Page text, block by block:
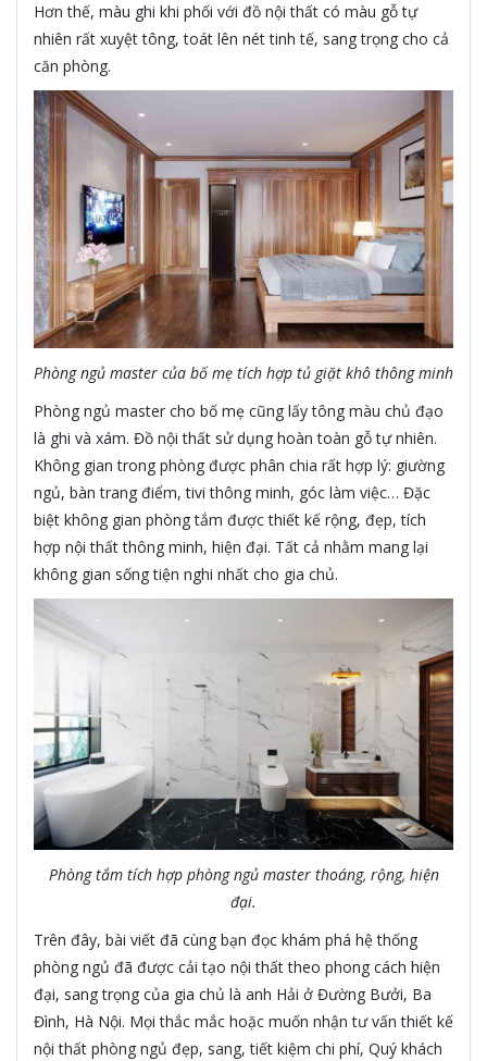
Hơn thế, màu ghi khi phối với đồ nội thất có màu gỗ tự
nhiên rất xuyệt tông, toát lên nét tinh tế, sang trọng cho cả
căn phòng.
Phòng ngủ master của bố mẹ tích hợp tủ giặt khô thông minh
Phòng ngủ master cho bố mẹ cũng lấy tông màu chủ đạo
là ghi và xám. Đồ nội thất sử dụng hoàn toàn gỗ tự nhiên.
Không gian trong phòng được phân chia rất hợp lý: giường
ngủ, bàn trang điểm, tivi thông minh, góc làm việc… Đặc
biệt không gian phòng tắm được thiết kế rộng, đẹp, tích
hợp nội thất thông minh, hiện đại. Tất cả nhằm mang lại
không gian sống tiện nghi nhất cho gia chủ.
Phòng tắm tích hợp phòng ngủ master thoáng, rộng, hiện
đại.
Trên đây, bài viết đã cùng bạn đọc khám phá hệ thống
phòng ngủ đã được cải tạo nội thất theo phong cách hiện
đại, sang trọng của gia chủ là anh Hải ở Đường Bưởi, Ba
Đình, Hà Nội. Mọi thắc mắc hoặc muốn nhận tư vấn thiết kế
nội thất phòng ngủ đẹp, sang, tiết kiệm chi phí, Quý khách